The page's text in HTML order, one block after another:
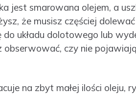
jest smarowana olejem, a
że musisz częściej
do układu dolotowego lub
obserwować, czy nie
na zbyt małej ilości oleju,